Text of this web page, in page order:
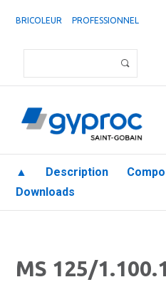
BRICOLEUR PROFESSIONNEL
▲ Description
Downloads
MS 125/